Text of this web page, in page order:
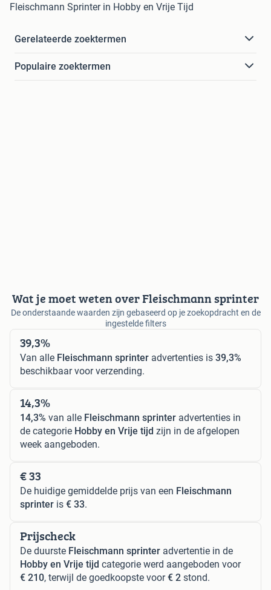
Fleischmann Sprinter in Hobby en Vrije Tijd
Gerelateerde zoektermen
Populaire zoektermen
Wat je moet weten over Fleischmann sprinter
De onderstaande waarden zijn gebaseerd op je zoekopdracht en de
ingestelde filters
39,3%
Van alle Fleischmann sprinter advertenties is 39,3%
beschikbaar voor verzending.
14,3%
14,3% van alle Fleischmann sprinter advertenties in
de categorie Hobby en Vrije tijd zijn in de afgelopen
week aangeboden.
€ 33
De huidige gemiddelde prijs van een Fleischmann
sprinter is € 33.
Prijscheck
De duurste Fleischmann sprinter advertentie in de
Hobby en Vrije tijd categorie werd aangeboden voor
€ 210, terwijl de goedkoopste voor€ 2 stond.